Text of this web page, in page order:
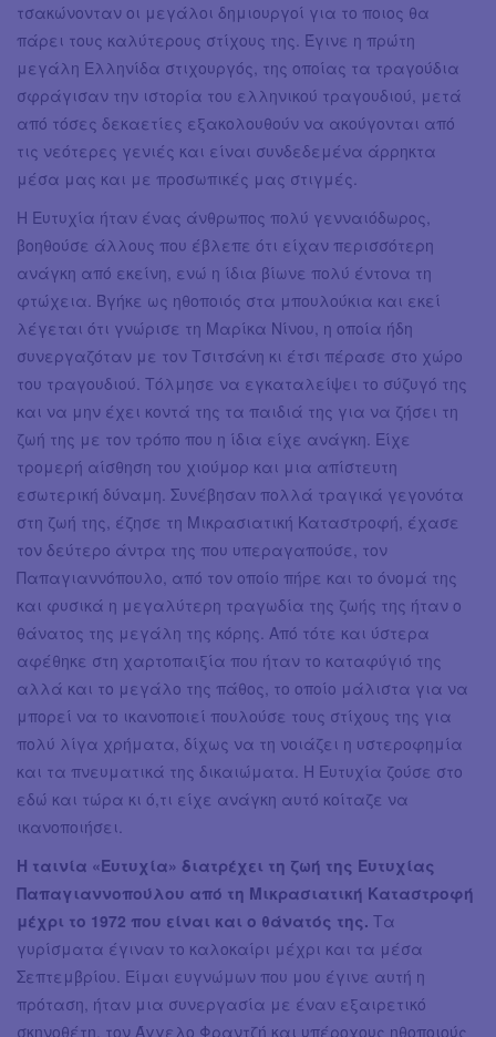
τσακώνονταν οι μεγάλοι δημιουργοί για το ποιος θα
πάρει τους καλύτερους στίχους της. Έγινε η πρώτη
μεγάλη Ελληνίδα στιχουργός, της οποίας τα τραγούδια
σφράγισαν την ιστορία του ελληνικού τραγουδιού, μετά
από τόσες δεκαετίες εξακολουθούν να ακούγονται από
τις νεότερες γενιές και είναι συνδεδεμένα άρρηκτα
μέσα μας και με προσωπικές μας στιγμές.
Η Ευτυχία ήταν ένας άνθρωπος πολύ γενναιόδωρος,
βοηθούσε άλλους που έβλεπε ότι είχαν περισσότερη
ανάγκη από εκείνη, ενώ η ίδια βίωνε πολύ έντονα τη
φτώχεια. Βγήκε ως ηθοποιός στα μπουλούκια και εκεί
λέγεται ότι γνώρισε τη Μαρίκα Νίνου, η οποία ήδη
συνεργαζόταν με τον Τσιτσάνη κι έτσι πέρασε στο χώρο
του τραγουδιού. Τόλμησε να εγκαταλείψει το σύζυγό της
και να μην έχει κοντά της τα παιδιά της για να ζήσει τη
ζωή της με τον τρόπο που η ίδια είχε ανάγκη. Είχε
τρομερή αίσθηση του χιούμορ και μια απίστευτη
εσωτερική δύναμη. Συνέβησαν πολλά τραγικά γεγονότα
στη ζωή της, έζησε τη Μικρασιατική Καταστροφή, έχασε
τον δεύτερο άντρα της που υπεραγαπούσε, τον
Παπαγιαννόπουλο, από τον οποίο πήρε και το όνομά της
και φυσικά η μεγαλύτερη τραγωδία της ζωής της ήταν ο
θάνατος της μεγάλη της κόρης. Από τότε και ύστερα
αφέθηκε στη χαρτοπαιξία που ήταν το καταφύγιό της
αλλά και το μεγάλο της πάθος, το οποίο μάλιστα για να
μπορεί να το ικανοποιεί πουλούσε τους στίχους της για
πολύ λίγα χρήματα, δίχως να τη νοιάζει η υστεροφημία
και τα πνευματικά της δικαιώματα. Η Ευτυχία ζούσε στο
εδώ και τώρα κι ό,τι είχε ανάγκη αυτό κοίταζε να
ικανοποιήσει.
Η ταινία «Ευτυχία» διατρέχει τη ζωή της Ευτυχίας
Παπαγιαννοπούλου από τη Μικρασιατική Καταστροφή
μέχρι το 1972 που είναι και ο θάνατός της. Τα
γυρίσματα έγιναν το καλοκαίρι μέχρι και τα μέσα
Σεπτεμβρίου. Είμαι ευγνώμων που μου έγινε αυτή η
πρόταση, ήταν μια συνεργασία με έναν εξαιρετικό
σκηνοθέτη, τον Άγγελο Φραντζή και υπέροχους ηθοποιούς